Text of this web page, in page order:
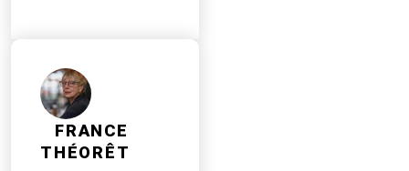
FRANCE
THÉORÊT